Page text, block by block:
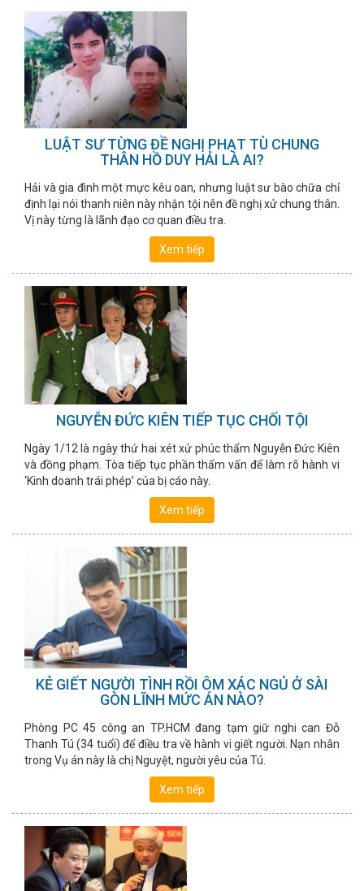
LUẬT SƯ TỪNG ĐỀ NGHỊ PHẠT TÙ CHUNG
THÂN HỒ DUY HẢI LÀ AI?
Hải và gia đình một mực kêu oan, nhưng luật sư bào chữa chỉ
định lại nói thanh niên này nhận tội nên đề nghị xử chung thân.
Vị này từng là lãnh đạo cơ quan điều tra.
Xem tiếp
NGUYỄN ĐỨC KIÊN TIẾP TỤC CHỐI TỘI
Ngày 1/12 là ngày thứ hai xét xử phúc thẩm Nguyễn Đức Kiên
và đồng phạm. Tòa tiếp tục phần thẩm vấn để làm rõ hành vi
‘Kinh doanh trái phép’ của bị cáo này.
Xem tiếp
KẺ GIẾT NGƯỜI TÌNH RỒI ÔM XÁC NGỦ Ở SÀI
GÒN LĨNH MỨC ÁN NÀO?
Phòng PC 45 công an TP.HCM đang tạm giữ nghi can Đỗ
Thanh Tú (34 tuổi) để điều tra về hành vi giết người. Nạn nhân
trong Vụ án này là chị Nguyệt, người yêu của Tú.
Xem tiếp